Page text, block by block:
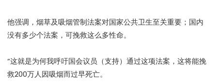
他强调，烟草及吸烟管制法案对国家公共卫生至关重要；国内
没有多少个法案，可挽救这么多性命。
“这就是为何我呼吁国会议员（支持）通过这项法案，这将能挽
救200万人因吸烟而过早死亡。